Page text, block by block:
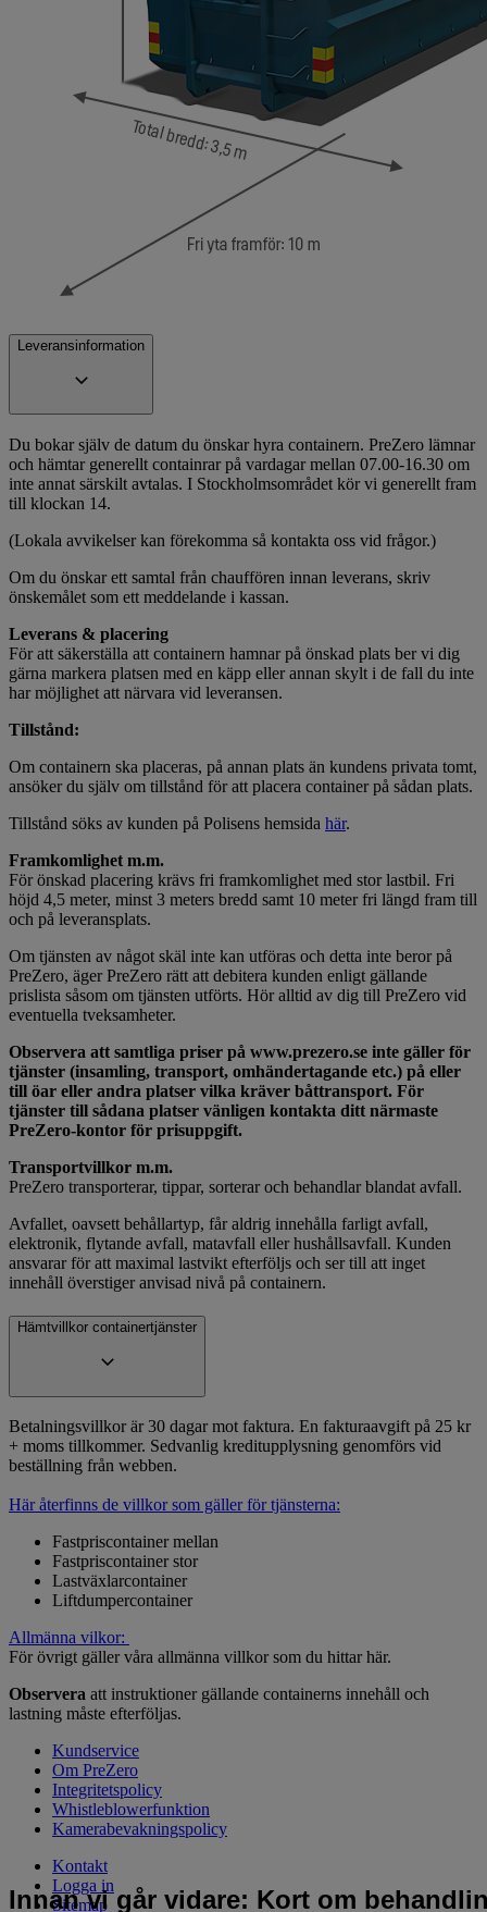
Innan vi går vidare: Kort om
Leveransinformation
Du bokar själv de datum du önskar hyra containern. PreZero lämnar
och hämtar generellt containrar på vardagar mellan 07.00-16.30 om
inte annat särskilt avtalas. I Stockholmsområdet kör vi generellt fram
till klockan 14.
(Lokala avvikelser kan förekomma så kontakta oss vid frågor.)
Om du önskar ett samtal från chauffören innan leverans, skriv
önskemålet som ett meddelande i kassan.
Leverans & placering
För att säkerställa att containern hamnar på önskad plats ber vi dig
gärna markera platsen med en käpp eller annan skylt i de fall du inte
har möjlighet att närvara vid leveransen.
Tillstånd:
Om containern ska placeras, på annan plats än kundens privata tomt,
ansöker du själv om tillstånd för att placera container på sådan plats.
Tillstånd söks av kunden på Polisens hemsida här.
Framkomlighet m.m.
För önskad placering krävs fri framkomlighet med stor lastbil. Fri
höjd 4,5 meter, minst 3 meters bredd samt 10 meter fri längd fram till
och på leveransplats.
Om tjänsten av något skäl inte kan utföras och detta inte beror på
PreZero, äger PreZero rätt att debitera kunden enligt gällande
prislista såsom om tjänsten utförts. Hör alltid av dig till PreZero vid
eventuella tveksamheter.
Observera att samtliga priser på www.prezero.se inte gäller för
tjänster (insamling, transport, omhändertagande etc.) på eller
till öar eller andra platser vilka kräver båttransport. För
tjänster till sådana platser vänligen kontakta ditt närmaste
PreZero-kontor för prisuppgift.
Transportvillkor m.m.
PreZero transporterar, tippar, sorterar och behandlar blandat avfall.
Avfallet, oavsett behållartyp, får aldrig innehålla farligt avfall,
elektronik, flytande avfall, matavfall eller hushållsavfall. Kunden
ansvarar för att maximal lastvikt efterföljs och ser till att inget
innehåll överstiger anvisad nivå på containern.
Hämtvillkor containertjänster
Betalningsvillkor är 30 dagar mot faktura. En fakturaavgift på 25 kr
+ moms tillkommer. Sedvanlig kreditupplysning genomförs vid
beställning från webben.
Här återfinns de villkor som gäller för tjänsterna:
Fastpriscontainer mellan
Fastpriscontainer stor
Lastväxlarcontainer
Liftdumpercontainer
Allmänna vilkor:
För övrigt gäller våra allmänna villkor som du hittar här.
Observera att instruktioner gällande containerns innehåll och
lastning måste efterföljas.
Kundservice
Om PreZero
Integritetspolicy
Whistleblowerfunktion
Kamerabevakningspolicy
Kontakt
Logga in
Sitemap